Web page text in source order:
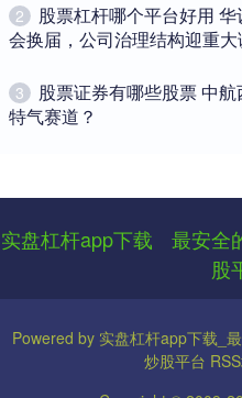
2
股票杠杆哪个平台好用
会换届，公司治理结构迎重
3
股票证券有哪些股票 中
特气赛道？
实盘杠杆app下载
最安全
股
Powered by 实盘杠杆app下载_
炒股平台